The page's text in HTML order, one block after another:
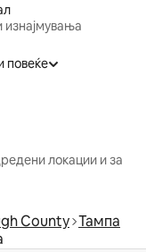
изнајмувања
повеќе
локации и за
County Тампа